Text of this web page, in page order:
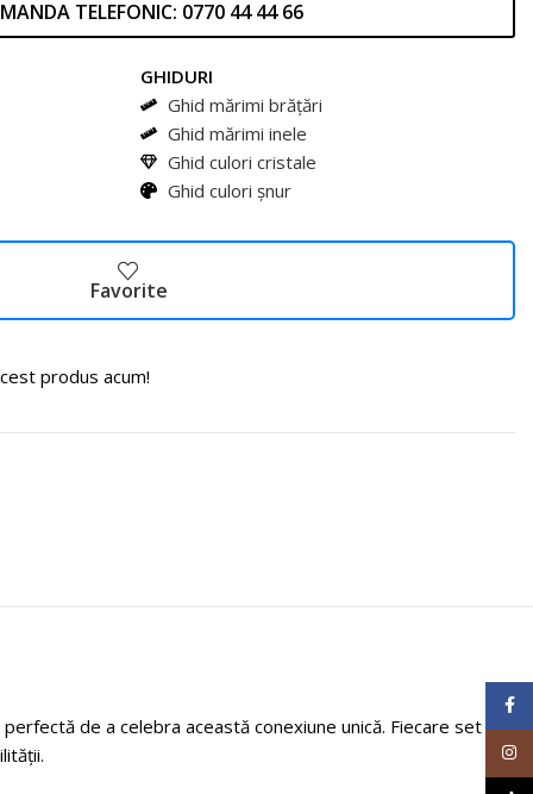
TELEFONIC: 0770 44 44 66
GHIDURI
Ghid mărimi brățări
Ghid mărimi inele
Ghid culori cristale
Ghid culori șnur
Favorite
produs acum!
de a celebra această conexiune unică. Fiecare set